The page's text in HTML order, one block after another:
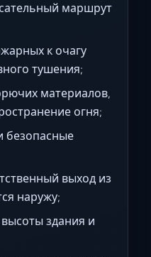
маршрут
к очагу
тушения;
материалов,
огня;
безопасные
выход из
наружу;
здания и